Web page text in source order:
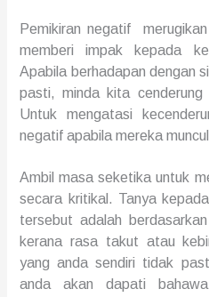
Pemikiran negatif
memberi impak kepada
Apabila berhadapan dengan
pasti,minda kita cenderung
Untuk mengatasi kecender
negatif apabila mereka
Ambilmasaseketika untuk
secara kritikal. Tanyakepada
tersebut adalah
keranarasa takut atau
yang anda sendiri tidak
anda akan dapati